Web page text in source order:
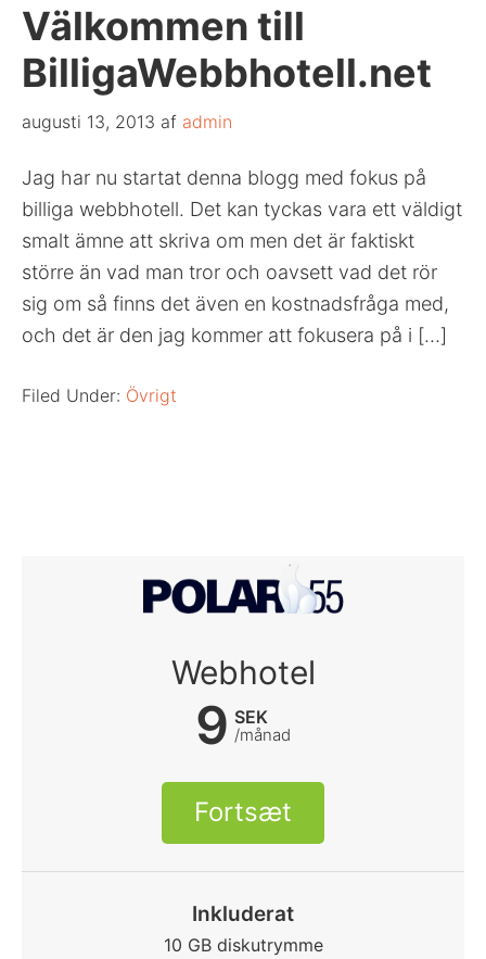
Välkommen till
BilligaWebbhotell.net
augusti 13, 2013 af admin
Jag har nu startat denna blogg med fokus på
billiga webbhotell. Det kan tyckas vara ett väldigt
smalt ämne att skriva om men det är faktiskt
större än vad man tror och oavsett vad det rör
sig om så finns det även en kostnadsfråga med,
och det är den jag kommer att fokusera på i […]
Filed Under: Övrigt
Webhotel
9 SEK
/månad
Fortsæt
Inkluderat
10 GB diskutrymme